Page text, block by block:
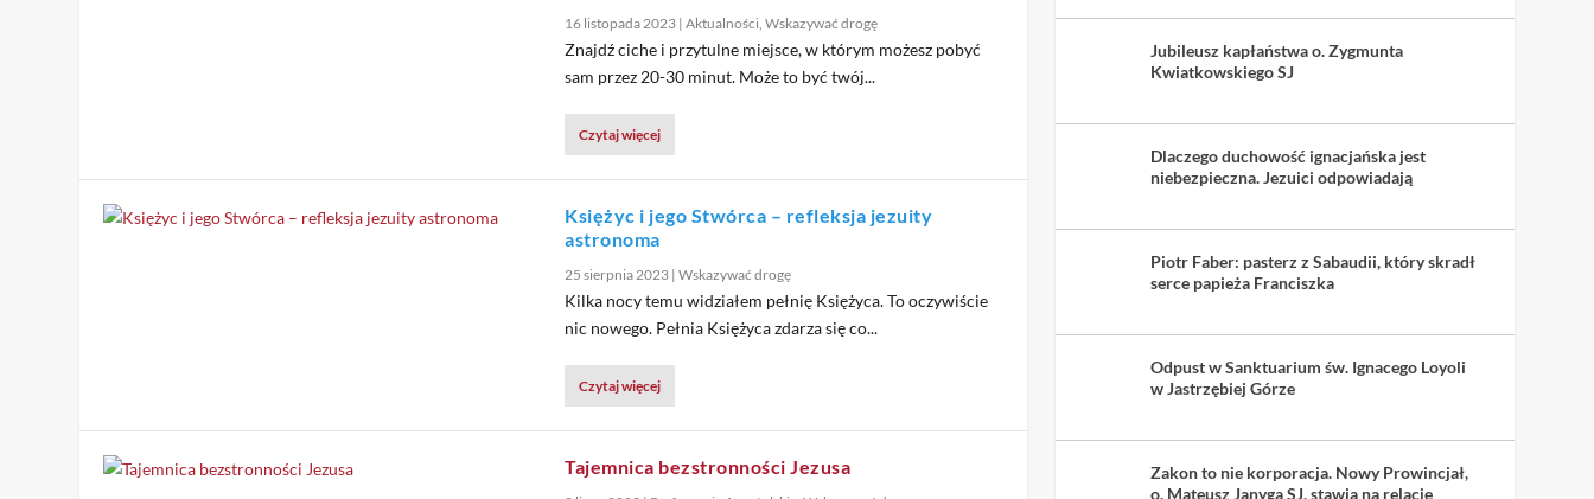
16 listopada 2023 |Aktualności ,Wskazywać drogę
Znajdź ciche i przytulne miejsce, w którym możesz pobyć
sam przez 20-30 minut. Może to być twój...
Czytaj więcej
Księżyc i jego Stwórca – refleksja jezuity
astronoma
25 sierpnia 2023 |Wskazywać drogę
Kilka nocy temu widziałem pełnię Księżyca. To oczywiście
nic nowego. Pełnia Księżyca zdarza się co...
Czytaj więcej
Tajemnica bezstronności Jezusa
Jubileusz kapłaństwa o. Zygmunta
Kwiatkowskiego SJ
Dlaczego duchowość ignacjańska jest
niebezpieczna. Jezuici odpowiadają
Piotr Faber: pasterz z Sabaudii, który skradł
serce papieża Franciszka
Odpust w Sanktuarium św. Ignacego Loyoli
w Jastrzębiej Górze
Zakon to nie korporacja. Nowy Prowincjał,
o. Mateusz Janyga SJ, stawia na relacje